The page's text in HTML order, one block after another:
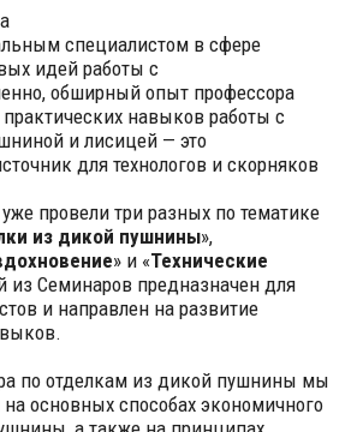
специалистом в сфере
идей работы с
обширный опыт профессора
навыков работы с
и лисицей — это
для технологов и скорняков
провели три разных по тематике
из дикой пушнины»,
» и «Технические
из Семинаров предназначен для
и направлен на развитие
по отделкам из дикой пушнины мы
основных способах экономичного